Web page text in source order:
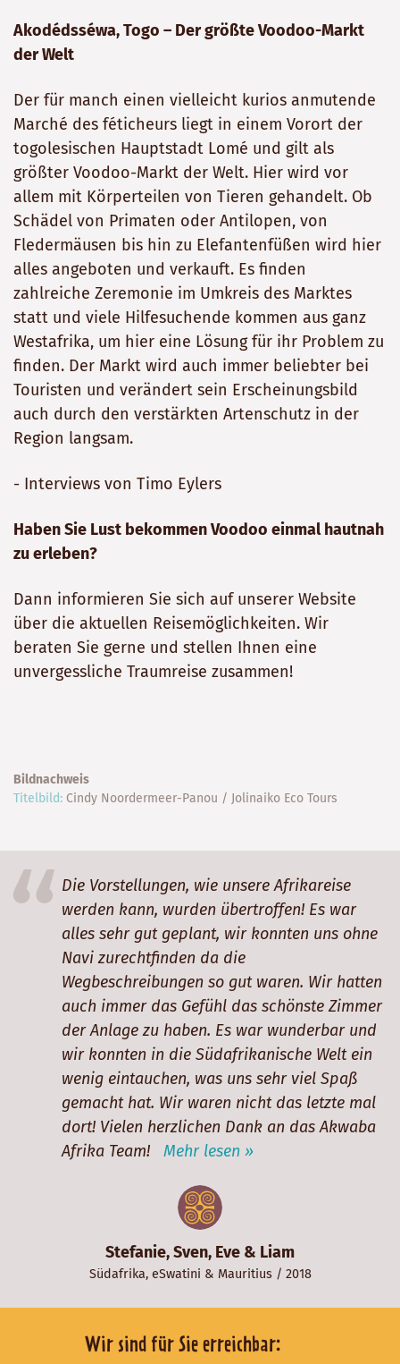
Akodédsséwa, Togo – Der größte Voodoo-Markt
der Welt
Der für manch einen vielleicht kurios anmutende
Marché des féticheurs liegt in einem Vorort der
togolesischen Hauptstadt Lomé und gilt als
größter Voodoo-Markt der Welt. Hier wird vor
allem mit Körperteilen von Tieren gehandelt. Ob
Schädel von Primaten oder Antilopen, von
Fledermäusen bis hin zu Elefantenfüßen wird hier
alles angeboten und verkauft. Es finden
zahlreiche Zeremonie im Umkreis des Marktes
statt und viele Hilfesuchende kommen aus ganz
Westafrika, um hier eine Lösung für ihr Problem zu
finden. Der Markt wird auch immer beliebter bei
Touristen und verändert sein Erscheinungsbild
auch durch den verstärkten Artenschutz in der
Region langsam.
- Interviews von Timo Eylers
Haben Sie Lust bekommen Voodoo einmal hautnah
zu erleben?
Dann informieren Sie sich auf unserer Website
über die aktuellen Reisemöglichkeiten. Wir
beraten Sie gerne und stellen Ihnen eine
unvergessliche Traumreise zusammen!
Bildnachweis
Titelbild:Cindy Noordermeer-Panou / Jolinaiko Eco Tours
Stefanie, Sven, Eve & Liam
Südafrika, eSwatini & Mauritius/ 2018
Die Vorstellungen, wie unsere Afrikareise
werden kann, wurden übertroffen! Es war
alles sehr gut geplant, wir konnten uns ohne
Navi zurechtfinden da die
Wegbeschreibungen so gut waren. Wir hatten
auch immer das Gefühl das schönste Zimmer
der Anlage zu haben. Es war wunderbar und
wir konnten in die Südafrikanische Welt ein
wenig eintauchen, was uns sehr viel Spaß
gemacht hat. Wir waren nicht das letzte mal
dort! Vielen herzlichen Dank an das Akwaba
Afrika Team! Mehr lesen »
Wir sind für Sie erreichbar: